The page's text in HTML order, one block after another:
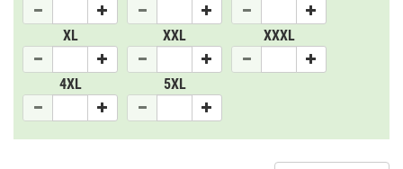
XL XXL XXXL
4XL 5XL